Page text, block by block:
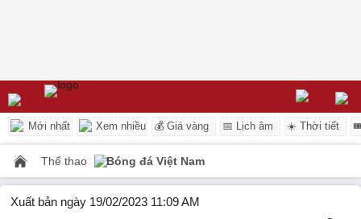
Mới nhất Xem nhiều 💰 Giá vàng 📅 Lịch âm ☀️ Thời tiết
Thể thao Bóng đá Việt Nam
Xuất bản ngày 19/02/2023 11:09 AM